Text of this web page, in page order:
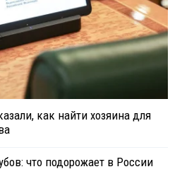
как найти хозяина для
что подорожает в России